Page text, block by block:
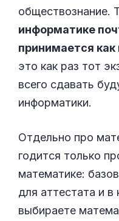
обществознание.
информатике
принимается
это как раз тот
всего сдавать
информатики.
Отдельно про
годится только
математике:
для аттестата и в
выбираете